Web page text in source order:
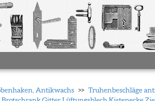
Antikwachs
Truhenbeschläge